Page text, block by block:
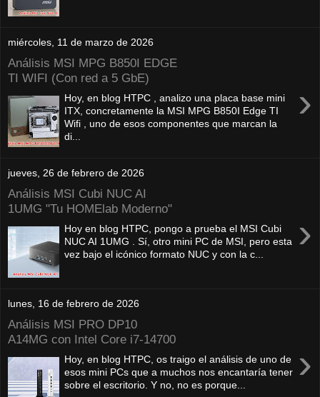
miércoles, 11 de marzo de 2026
Análisis MSI MPG B850I EDGE
TI WIFI (Con red a 5 GbE)
›
Hoy, en blog HTPC , analizo una placa base mini
ITX, concretamente la MSI MPG B850I Edge TI
Wifi , uno de esos componentes que marcan la
di...
jueves, 26 de febrero de 2026
Análisis MSI Cubi NUC AI
1UMG "Tu HOMElab Moderno"
›
Hoy en blog HTPC, pongo a prueba el MSI Cubi
NUC AI 1UMG . Sí, otro mini PC de MSI, pero esta
vez bajo el icónico formato NUC y con la c...
lunes, 16 de febrero de 2026
Análisis MSI PRO DP10
A14MG con Intel Core i7-14700
›
Hoy, en blog HTPC, os traigo el análisis de uno de
esos mini PCs que a muchos nos encantaría tener
sobre el escritorio. Y no, no es porque...